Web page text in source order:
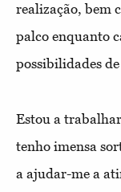
realização, bem
palco enquanto
possibilidades
Estou a
tenho imensa
a ajudar-me a